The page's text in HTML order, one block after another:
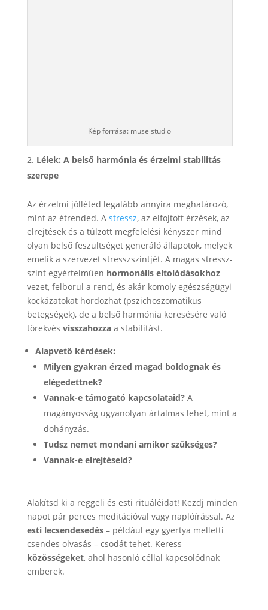
Kép forrása: muse studio
Lélek: A belső harmónia és érzelmi stabilitás
szerepe
Az érzelmi jólléted legalább annyira meghatározó,
mint az étrended. A stressz, az elfojtott érzések, az
elrejtések és a túlzott megfelelési kényszer mind
olyan belső feszültséget generáló állapotok, melyek
emelik a szervezet stresszszintjét. A magas stressz-
szint egyértelműen hormonális eltolódásokhoz
vezet, felborul a rend, és akár komoly egészségügyi
kockázatokat hordozhat (pszichoszomatikus
betegségek), de a belső harmónia keresésére való
törekvés visszahozza a stabilitást.
Alapvető kérdések:
Milyen gyakran érzed magad boldognak és
elégedettnek?
Vannak-e támogató kapcsolataid? A
magányosság ugyanolyan ártalmas lehet, mint a
dohányzás.
Tudsz nemet mondani amikor szükséges?
Vannak-e elrejtéseid?
Alakítsd ki a reggeli és esti rituáléidat! Kezdj minden
napot pár perces meditációval vagy naplóírással. Az
esti lecsendesedés– például egy gyertya melletti
csendes olvasás – csodát tehet. Keress
közösségeket, ahol hasonló céllal kapcsolódnak
emberek.